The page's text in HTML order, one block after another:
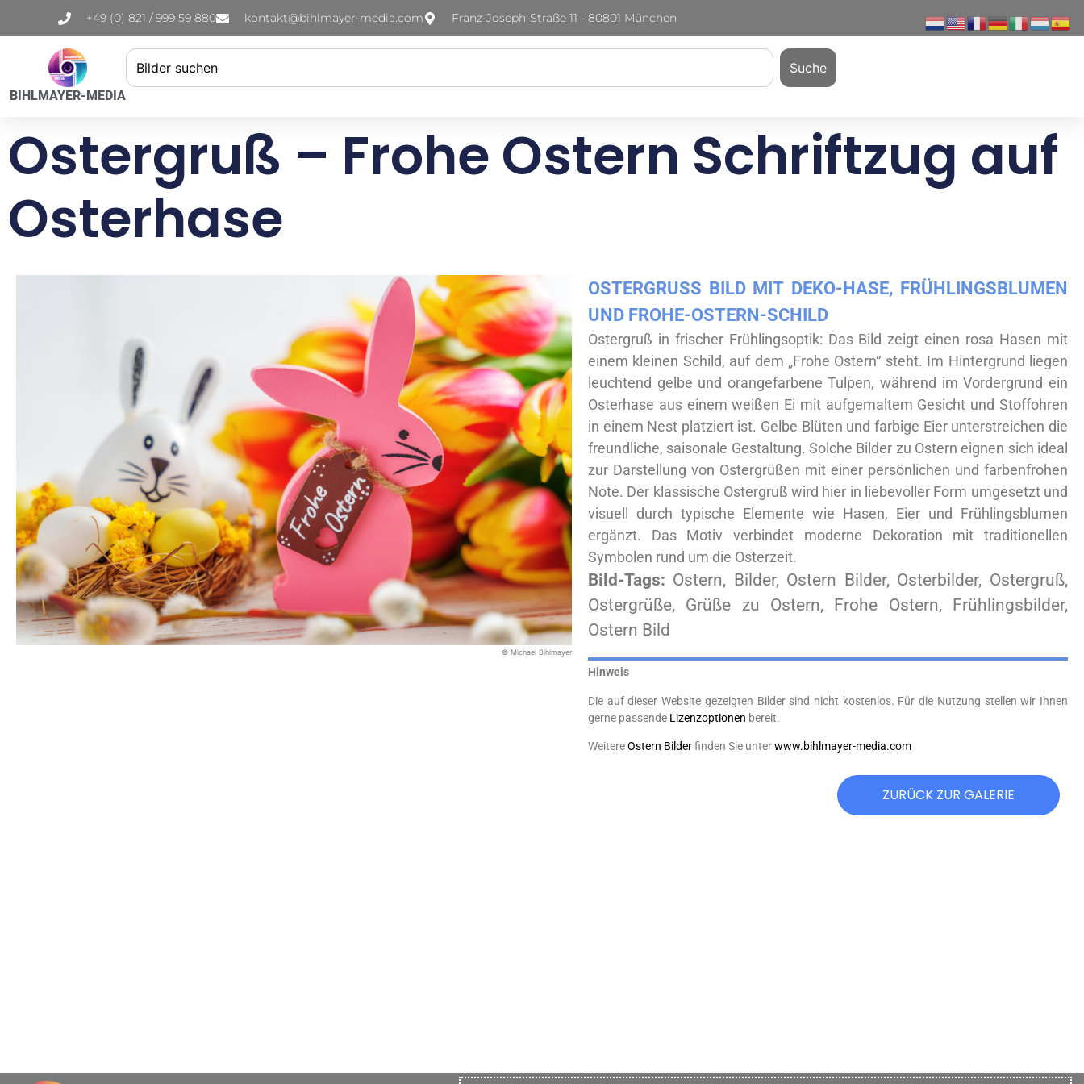
+49 (0) 821 / 999 59 880 kontakt@bihlmayer-media.com Franz-Joseph-Straße 11 - 80801 München
BIHLMAYER-MEDIA
Suche
Ostergruß – Frohe Ostern Schriftzug auf
Osterhase
© Michael Bihlmayer
OSTERGRUSS BILD MIT DEKO-HASE, FRÜHLINGSBLUMEN U
ND FROHE-OSTERN-SCHILD
Ostergruß in frischer Frühlingsoptik: Das Bild zeigt einen rosa Hasen mit
einem kleinen Schild, auf dem „Frohe Ostern“ steht. Im Hintergrund liegen
leuchtend gelbe und orangefarbene Tulpen, während im Vordergrund ein
Osterhase aus einem weißen Ei mit aufgemaltem Gesicht und Stoffohren
in einem Nest platziert ist. Gelbe Blüten und farbige Eier unterstreichen die
freundliche, saisonale Gestaltung. Solche Bilder zu Ostern eignen sich ideal
zur Darstellung von Ostergrüßen mit einer persönlichen und farbenfrohen
Note. Der klassische Ostergruß wird hier in liebevoller Form umgesetzt und
visuell durch typische Elemente wie Hasen, Eier und Frühlingsblumen
ergänzt. Das Motiv verbindet moderne Dekoration mit traditionellen
Symbolen rund um die Osterzeit.
Bild-Tags: Ostern, Bilder, Ostern Bilder, Osterbilder, Ostergruß,
Ostergrüße, Grüße zu Ostern, Frohe Ostern, Frühlingsbilder,
Ostern Bild
Hinweis
Die auf dieser Website gezeigten Bilder sind nicht kostenlos. Für die Nutzung stellen wir Ihnen
gerne passende Lizenzoptionen bereit.
WeitereOstern Bilderfinden Sie unterwww.bihlmayer-media.com
ZURÜCK ZUR GALERIE